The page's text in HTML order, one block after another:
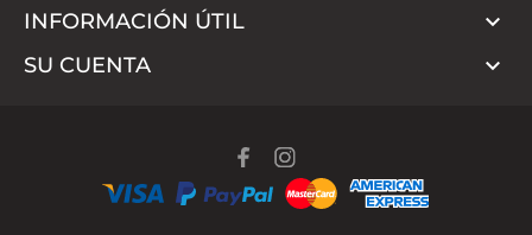
INFORMACIÓN ÚTIL 
SU CUENTA 